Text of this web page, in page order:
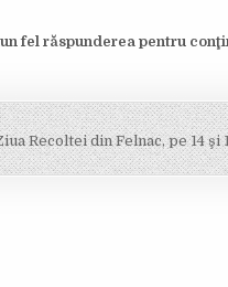
fel răspunderea pentru
Recoltei din Felnac, pe 14 şi